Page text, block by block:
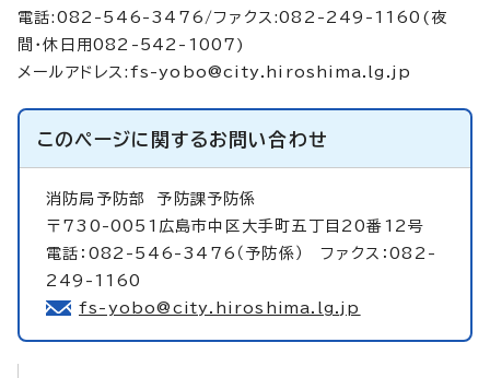
電話:082-546-3476/ファクス:082-249-1160(夜
間・休日用082-542-1007)
メールアドレス: fs-yobo@city.hiroshima.lg.jp
このページに関するお問い合わせ
消防局予防部予防課予防係
〒730-0051広島市中区大手町五丁目20番12号
電話：082-546-3476（予防係） ファクス：082-
249-1160
fs-yobo@city.hiroshima.lg.jp